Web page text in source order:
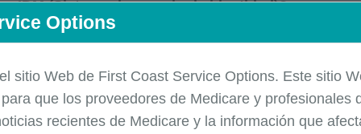
IDM (Sistema de manejo de identidad)?
tomar más de 10 minutos para la inscripción inicial
postales (documentos enviados por correo),
(la cual varia basado en el número de
en la organización en cuestión.
Options
sitio Web de First Coast Service Options. Este sitio
para que los proveedores de Medicare y profesionales
recientes de Medicare y la información que